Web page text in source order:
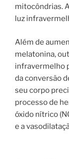
mitocôndrias.
luz
Além de
melatonina,
infravermelho
da conversão
seu corpo
processo de
óxido nítrico
e a